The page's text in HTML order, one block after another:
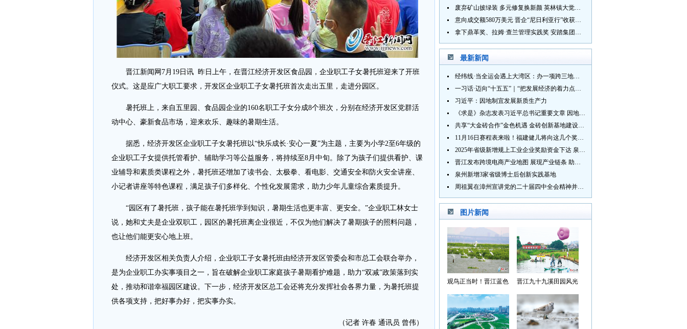
晋江新闻网7月19日讯 昨日上午，在晋江经济开发区食品园，企业职工子女暑托班迎来了开班
仪式。这是应广大职工要求，开发区企业职工子女暑托班首次走出五里，走进分园区。
暑托班上，来自五里园、食品园企业的160名职工子女分成8个班次，分别在经济开发区党群活
动中心、豪新食品市场，迎来欢乐、趣味的暑期生活。
据悉，经济开发区企业职工子女暑托班以“快乐成长·安心一夏”为主题，主要为小学2至6年级的
企业职工子女提供托管看护、辅助学习等公益服务，将持续至8月中旬。除了为孩子们提供看护、课
业辅导和素质类课程之外，暑托班还增加了读书会、太极拳、看电影、交通安全和防火安全讲座、
小记者讲座等特色课程，满足孩子们多样化、个性化发展需求，助力少年儿童综合素质提升。
“园区有了暑托班，孩子能在暑托班学到知识，暑期生活也更丰富、更安全。”企业职工林女士
说，她和丈夫是企业双职工，园区的暑托班离企业很近，不仅为他们解决了暑期孩子的照料问题，
也让他们能更安心地上班。
经济开发区相关负责人介绍，企业职工子女暑托班由经济开发区管委会和市总工会联合举办，
是为企业职工办实事项目之一，旨在破解企业职工家庭孩子暑期看护难题，助力“双减”政策落到实
处，推动和谐幸福园区建设。下一步，经济开发区总工会还将充分发挥社会各界力量，为暑托班提
供各项支持，把好事办好，把实事办实。
（记者 许春 通讯员 曾伟）
废弃矿山披绿装 多元修复换新颜 英林镇大觉山片区废弃矿山生态修复项目通过验收
意向成交额580万美元 晋企“尼日利亚行”收获满满
拿下鼎革奖、拉姆·查兰管理实践奖 安踏集团获企业管理权威奖项
最新新闻
经纬线·当全运会遇上大湾区：办一项跨三地的赛事有多硬核？
一习话·迈向“十五五”｜“把发展经济的着力点放在实体经济上”
习近平：因地制宜发展新质生产力
《求是》杂志发表习近平总书记重要文章 因地制宜发展新质生产力
共享“大金砖合作”金色机遇 金砖创新基地建设成效显著
11月16日赛程表来啦！福建健儿将向这几个奖牌发起冲击→
2025年省级新增规上工业企业奖励资金下达 泉州市获补资金居全省首位
晋江发布跨境电商产业地图 展现产业链条 助力“晋品出海”
泉州新增3家省级博士后创新实践基地
周祖翼在漳州宣讲党的二十届四中全会精神并调研
图片新闻
观鸟正当时！晋江蓝色
晋江九十九溪田园风光
光”首批认定名单